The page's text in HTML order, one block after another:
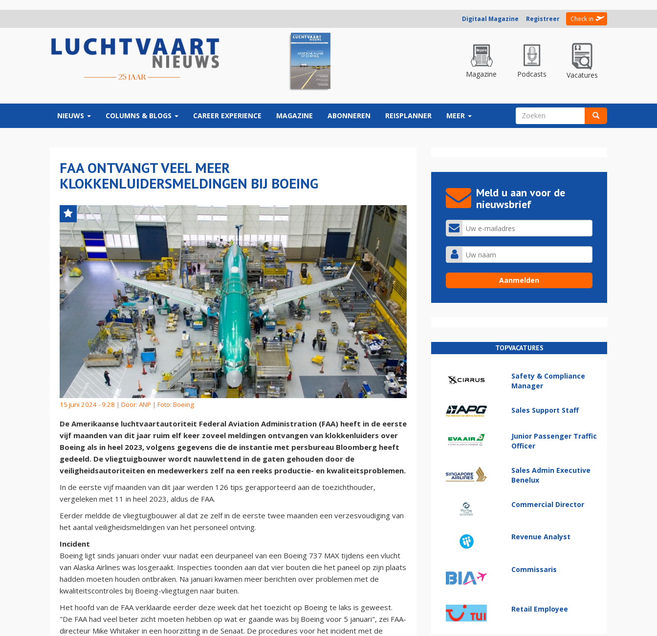
Digitaal Magazine Registreer Check in
Magazine Podcasts Vacatures
NIEUWS COLUMNS & BLOGS CAREER EXPERIENCE MAGAZINE ABONNEREN REISPLANNER MEER ZOEKVELD
FAA ONTVANGT VEEL MEER
KLOKKENLUIDERSMELDINGEN BIJ BOEING
15 juni 2024 - 9:28 | Door: ANP | Foto: Boeing
De Amerikaanse luchtvaartautoriteit Federal Aviation Administration (FAA) heeft in de eerste
vijf maanden van dit jaar ruim elf keer zoveel meldingen ontvangen van klokkenluiders over
Boeing als in heel 2023, volgens gegevens die de instantie met persbureau Bloomberg heeft
gedeeld. De vliegtuigbouwer wordt nauwlettend in de gaten gehouden door de
veiligheidsautoriteiten en medewerkers zelf na een reeks productie- en kwaliteitsproblemen.
In de eerste vijf maanden van dit jaar werden 126 tips gerapporteerd aan de toezichthouder,
vergeleken met 11 in heel 2023, aldus de FAA.
Eerder meldde de vliegtuigbouwer al dat ze zelf in de eerste twee maanden een verzesvoudiging van
het aantal veiligheidsmeldingen van het personeel ontving.
Incident
Boeing ligt sinds januari onder vuur nadat een deurpaneel van een Boeing 737 MAX tijdens een vlucht
van Alaska Airlines was losgeraakt. Inspecties toonden aan dat vier bouten die het paneel op zijn plaats
hadden moeten houden ontbraken. Na januari kwamen meer berichten over problemen met de
kwaliteitscontroles bij Boeing-vliegtuigen naar buiten.
Het hoofd van de FAA verklaarde eerder deze week dat het toezicht op Boeing te laks is geweest.
"De FAA had veel beter zicht moeten hebben op wat er gaande was bij Boeing voor 5 januari", zei FAA-
directeur Mike Whitaker in een hoorzitting in de Senaat. De procedures voor het incident met de
Meld u aan voor de
nieuwsbrief
TOPVACATURES
Safety & Compliance
Manager
Sales Support Staff
Junior Passenger Traffic
Officer
Sales Admin Executive
Benelux
Commercial Director
Revenue Analyst
Commissaris
Retail Employee